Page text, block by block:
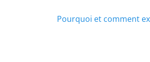
ArticlePourquoi et comment